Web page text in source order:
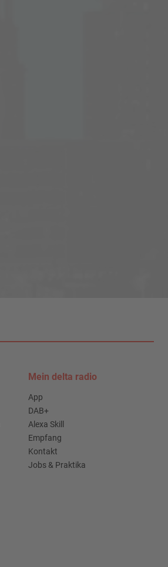
Mein delta radio
App
DAB+
Alexa Skill
Empfang
Kontakt
Jobs & Praktika